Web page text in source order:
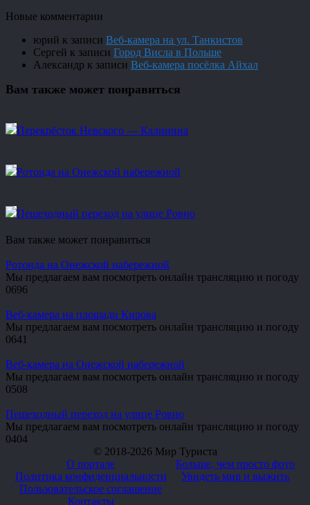
Новые комментарии
юрий к записи Веб-камера на ул. Танкистов
Сергей к записи Город Висла в Польше
Александр к записи Веб-камера посёлка Айхал
Вам также может понравиться
Перекрёсток Невского — Калинина
Ротонда на Онежской набережной
Пешеходный переход на улице Ровио
Вам также может понравиться
Ротонда на Онежской набережной
Мы предлагаем вам посмотреть онлайн трансляцию и погоду
0696
Веб-камера на площади Кирова
Мы предлагаем вам посмотреть онлайн трансляцию и погоду
0641
Веб-камера на Онежской набережной
Мы предлагаем вам посмотреть онлайн трансляцию и погоду
0508
Пешеходный переход на улице Ровио
Мы предлагаем вам посмотреть онлайн трансляцию и погоду
0404
© 2018-2026 Мир Туриста
О портале
Политика конфиденциальности
Пользовательское соглашение
Контакты
Больше, чем просто фото
Увидеть мир и выжить